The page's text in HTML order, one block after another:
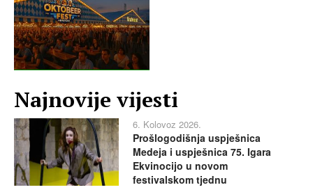
Najnovije vijesti
6. Kolovoz 2026.
Prošlogodišnja uspješnica
Medeja i uspješnica 75. Igara
Ekvinocijo u novom
festivalskom tjednu